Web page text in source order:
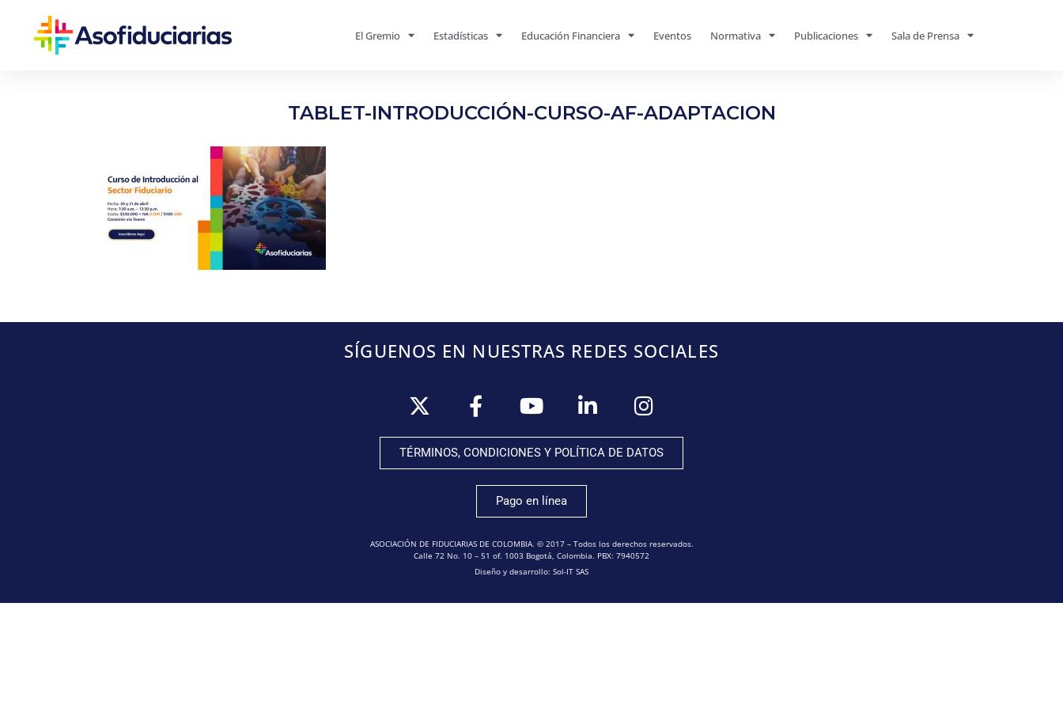
El Gremio Estadísticas Educación Financiera Eventos Normativa Publicaciones Sala de Prensa
TABLET-INTRODUCCIÓN-CURSO-AF-ADAPTACION
SÍGUENOS EN NUESTRAS REDES SOCIALES
TÉRMINOS, CONDICIONES Y POLÍTICA DE DATOS
Pago en línea
ASOCIACIÓN DE FIDUCIARIAS DE COLOMBIA. © 2017 – Todos los derechos reservados.
Calle 72 No. 10 – 51 of. 1003 Bogotá, Colombia. PBX: 7940572
Diseño y desarrollo: Sol-IT SAS